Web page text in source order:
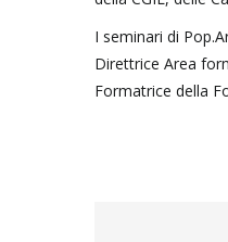
I seminari di
Direttrice Area
Formatrice della